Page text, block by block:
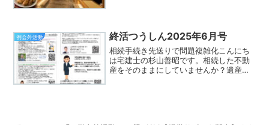
すので、どなたでもお気軽にご...
例会外活動 終活つうしん2025年6月号
相続手続き先送りで問題複雑化こんにち
は宅建士の杉山善昭です。相続した不動
産をそのままにしていませんか？遺産分